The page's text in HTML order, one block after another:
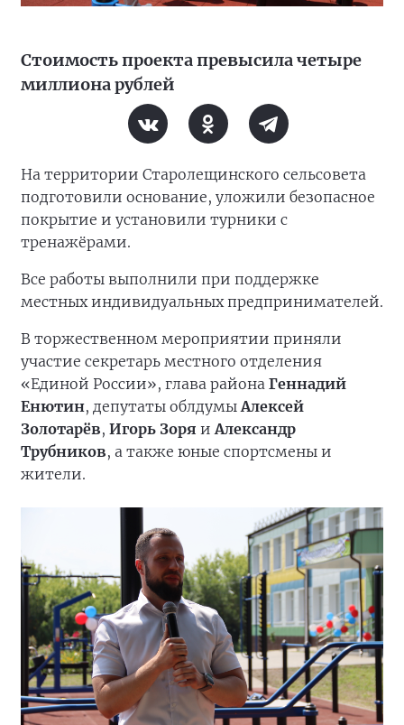
Стоимость проекта превысила четыре
миллиона рублей
На территории Старолещинского сельсовета
подготовили основание, уложили безопасное
покрытие и установили турники с
тренажёрами.
Все работы выполнили при поддержке
местных индивидуальных предпринимателей.
В торжественном мероприятии приняли
участие секретарь местного отделения
«Единой России», глава района Геннадий
Енютин, депутаты облдумыАлексей
Золотарёв, Игорь Зоря иАлександр
Трубников, а также юные спортсмены и
жители.